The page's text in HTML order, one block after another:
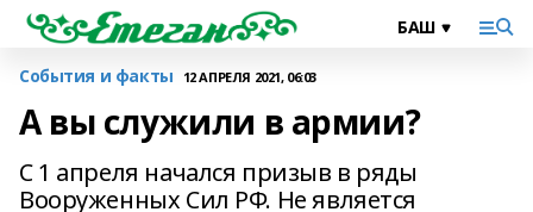
События и факты 12 АПРЕЛЯ 2021, 06:03
А вы служили в армии?
С 1 апреля начался призыв в ряды
Вооруженных Сил РФ. Не является